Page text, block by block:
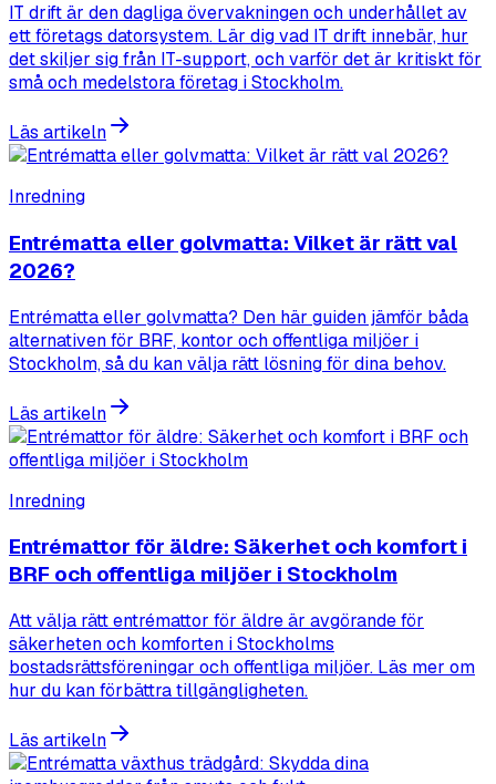
IT drift är den dagliga övervakningen och underhållet av
ett företags datorsystem. Lär dig vad IT drift innebär, hur
det skiljer sig från IT-support, och varför det är kritiskt för
små och medelstora företag i Stockholm.
Läs artikeln
Inredning
Entrématta eller golvmatta: Vilket är rätt val
2026?
Entrématta eller golvmatta? Den här guiden jämför båda
alternativen för BRF, kontor och offentliga miljöer i
Stockholm, så du kan välja rätt lösning för dina behov.
Läs artikeln
Inredning
Entrémattor för äldre: Säkerhet och komfort i
BRF och offentliga miljöer i Stockholm
Att välja rätt entrémattor för äldre är avgörande för
säkerheten och komforten i Stockholms
bostadsrättsföreningar och offentliga miljöer. Läs mer om
hur du kan förbättra tillgängligheten.
Läs artikeln